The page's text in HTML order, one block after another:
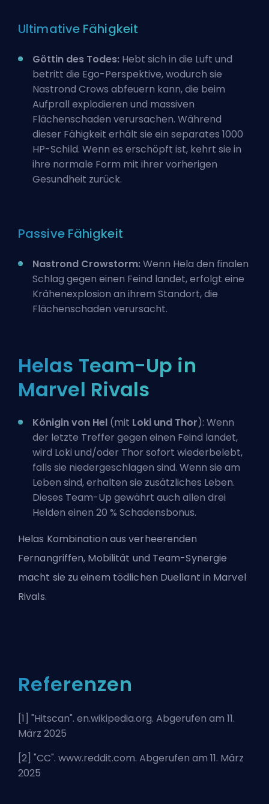
Ultimative Fähigkeit
Göttin des Todes: Hebt sich in die Luft und
betritt die Ego-Perspektive, wodurch sie
Nastrond Crows abfeuern kann, die beim
Aufprall explodieren und massiven
Flächenschaden verursachen. Während
dieser Fähigkeit erhält sie ein separates 1000
HP-Schild. Wenn es erschöpft ist, kehrt sie in
ihre normale Form mit ihrer vorherigen
Gesundheit zurück.
Passive Fähigkeit
Nastrond Crowstorm:Wenn Hela den finalen
Schlag gegen einen Feind landet, erfolgt eine
Krähenexplosion an ihrem Standort, die
Flächenschaden verursacht.
Helas Team-Up in
Marvel Rivals
Königin von Hel (mit Loki und Thor): Wenn
der letzte Treffer gegen einen Feind landet,
wird Loki und/oder Thor sofort wiederbelebt,
falls sie niedergeschlagen sind. Wenn sie am
Leben sind, erhalten sie zusätzliches Leben.
Dieses Team-Up gewährt auch allen drei
Helden einen 20 % Schadensbonus.
Helas Kombination aus verheerenden
Fernangriffen, Mobilität und Team-Synergie
macht sie zu einem tödlichen Duellant in Marvel
Rivals.
Referenzen
[1] "Hitscan". en.wikipedia.org. Abgerufen am 11.
März 2025
[2] "CC". www.reddit.com. Abgerufen am 11. März
2025